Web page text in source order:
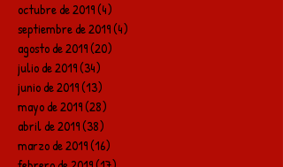
octubre de 2019(4)
septiembre de 2019(4)
agosto de 2019(20)
julio de 2019(34)
junio de 2019(13)
mayo de 2019(28)
abril de 2019(38)
marzo de 2019(16)